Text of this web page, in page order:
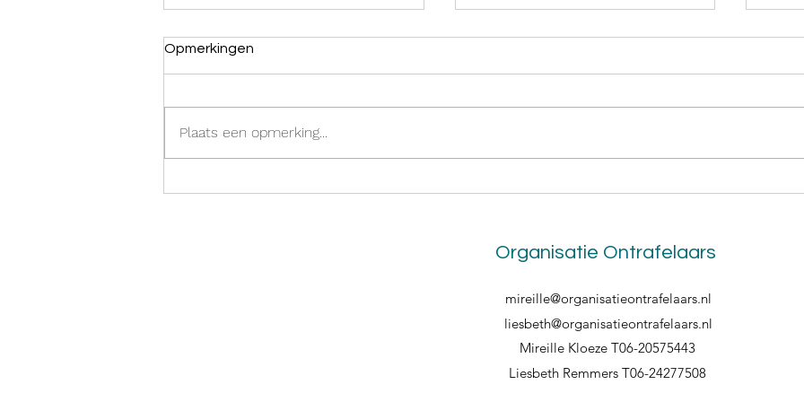
Opmerkingen
Plaats een opmerking...
Organisatie Ontrafelaars
mireille@organisatieontrafelaars.nl
liesbeth@organisatieontrafelaars.nl
Mireille Kloeze T06-20575443
Liesbeth Remmers T06-24277508